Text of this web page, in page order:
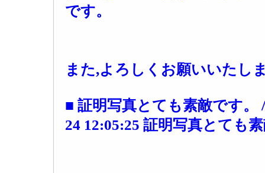
です。
また,よろしくお願いいたし
■ 証明写真とても素敵です。
24 12:05:25 証明写真とても